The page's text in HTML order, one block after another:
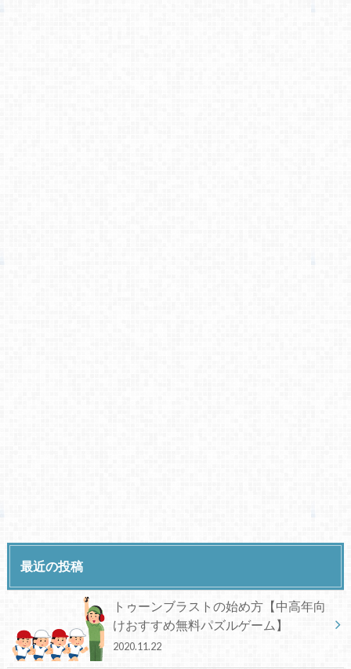
最近の投稿
トゥーンブラストの始め方【中高年向
けおすすめ無料パズルゲーム】
2020.11.22